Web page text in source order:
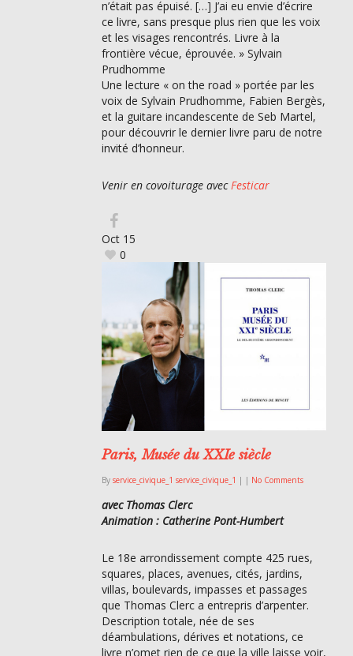
n’était pas épuisé. […] J’ai eu envie d’écrire
ce livre, sans presque plus rien que les voix
et les visages rencontrés. Livre à la
frontière vécue, éprouvée. » Sylvain
Prudhomme
Une lecture « on the road » portée par les
voix de Sylvain Prudhomme, Fabien Bergès,
et la guitare incandescente de Seb Martel,
pour découvrir le dernier livre paru de notre
invité d’honneur.
Venir en covoiturage avec Festicar
Oct 15
0
Paris, Musée du XXIe siècle
By service_civique_1 service_civique_1 | | No Comments
avec Thomas Clerc
Animation : Catherine Pont-Humbert
Le 18e arrondissement compte 425 rues,
squares, places, avenues, cités, jardins,
villas, boulevards, impasses et passages
que Thomas Clerc a entrepris d’arpenter.
Description totale, née de ses
déambulations, dérives et notations, ce
livre n’omet rien de ce que la ville laisse voir,